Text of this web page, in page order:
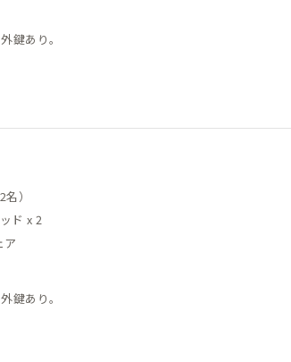
鍵あり。
）
ド x 2
ア
鍵あり。